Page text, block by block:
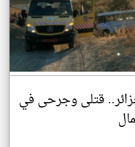
قتلى وجرحى في